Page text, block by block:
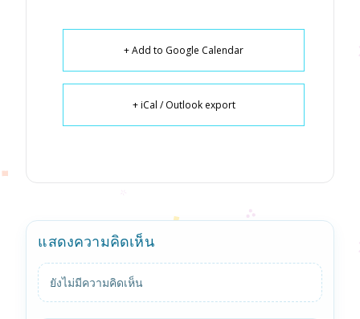
+ Add to Google Calendar
+ iCal / Outlook export
แสดงความคิดเห็น
ยังไม่มีความคิดเห็น